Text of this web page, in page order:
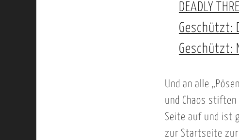
DEADLY
Geschützt:
Geschützt:
Und an alle
und Chaos
Seite auf und ist
zur Startseite